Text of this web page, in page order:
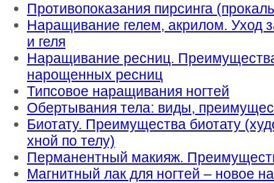
Противопоказания пирсинга
Наращивание гелем, акрилом. Уход
и геля
Наращивание ресниц.
нарощенных ресниц
Типсовое наращивания ногтей
Обертывания тела: виды,
Биотату. Преимущества биотату
хной по телу)
Перманентный макияж.
Магнитный лак для ногтей – новое